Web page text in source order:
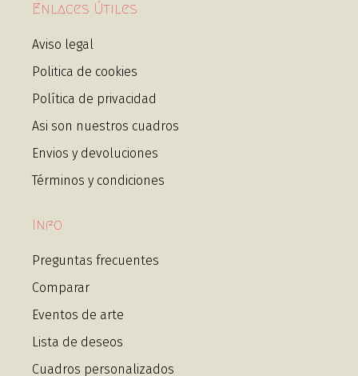
Enlaces Útiles
Aviso legal
Politica de cookies
Política de privacidad
Asi son nuestros cuadros
Envios y devoluciones
Términos y condiciones
Info
Preguntas frecuentes
Comparar
Eventos de arte
Lista de deseos
Cuadros personalizados